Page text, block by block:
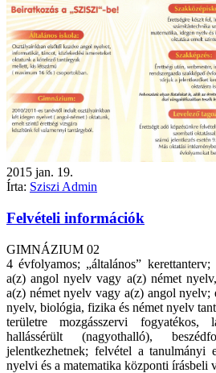
2015 jan. 19.
Írta: Sziszi Admin
Felvételi információk
GIMNÁZIUM 02
4 évfolyamos; „általános”
a(z) angol nyelv vagy a(z) német
a(z) német nyelv vagy a(z) angol nyelv;
nyelv, biológia, fizika és német nyelv
területre mozgásszervi fogyatékos,
hallássérült (nagyothalló),
jelentkezhetnek; felvétel a tanulmányi
nyelvi és a matematika központi írásbeli